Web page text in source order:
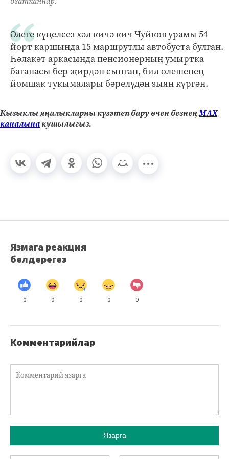
Әлеге күңелсез хәл кичә кич Чуйков урамы 54
йорт каршында 15 маршрутлы автобуста булган.
Һәлакәт аркасында пенсионерның умыртка
баганасы бер җирдән сынган, бил өлешенең
йомшак тукымалары бәрелүдән зыян күргән.
Кызыклы яңалыкларны күзәтеп бару өчен безнеңМАХ
каналынакушылыгыз.
Язмага реакция
белдерегез
0 0 0 0 0
Комментарийлар
Язарга